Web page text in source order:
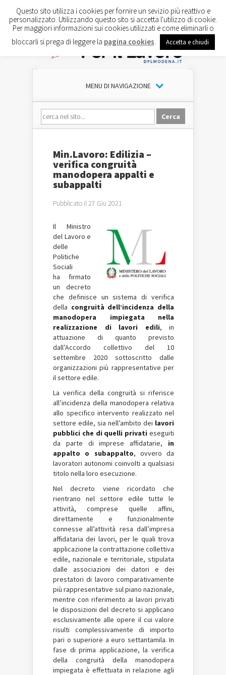
MENU DI NAVIGAZIONE
Min.Lavoro: Edilizia –
verifica congruità
manodopera appalti e
subappalti
Pubblicato il 27 Giu 2021
Il Ministro
del Lavoro e
delle
Politiche
Sociali
ha firmato
un decreto
che definisce un sistema di verifica
della congruità dell’incidenza della
manodopera impiegata nella
realizzazione di lavori edili, in
attuazione di quanto previsto
dall’Accordo collettivo del 10
settembre 2020 sottoscritto dalle
organizzazioni più rappresentative per
il settore edile.
La verifica della congruità si riferisce
all’incidenza della manodopera relativa
allo specifico intervento realizzato nel
settore edile, sia nell’ambito dei lavori
pubblici che di quelli privati eseguiti
da parte di imprese affidatarie, in
appalto o subappalto, ovvero da
lavoratori autonomi coinvolti a qualsiasi
titolo nella loro esecuzione.
Nel decreto viene ricordato che
rientrano nel settore edile tutte le
attività, comprese quelle affini,
direttamente e funzionalmente
connesse all’attività resa dall’impresa
affidataria dei lavori, per le quali trova
applicazione la contrattazione collettiva
edile, nazionale e territoriale, stipulata
dalle associazioni dei datori e dei
prestatori di lavoro comparativamente
più rappresentative sul piano nazionale,
mentre con riferimento ai lavori privati
le disposizioni del decreto si applicano
esclusivamente alle opere il cui valore
risulti complessivamente di importo
pari o superiore a euro settantamila. In
fase di prima applicazione, la verifica
della congruità della manodopera
impiegata è effettuata in relazione agli
Questo sito utilizza i cookies per fornire un sevizio più reattivo e
personalizzato. Utilizzando questo sito si accetta l'utilizzo di cookie.
Per maggiori informazioni sui cookies utilizzati e come eliminarli o
bloccarli si prega di leggere la pagina cookies Accetta e chiudi